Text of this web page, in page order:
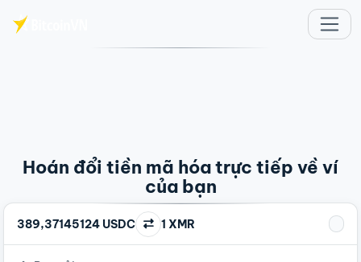
Hoán đổi tiền mã hóa trực tiếp về ví
của bạn
389,37145124 USDC 1 XMR